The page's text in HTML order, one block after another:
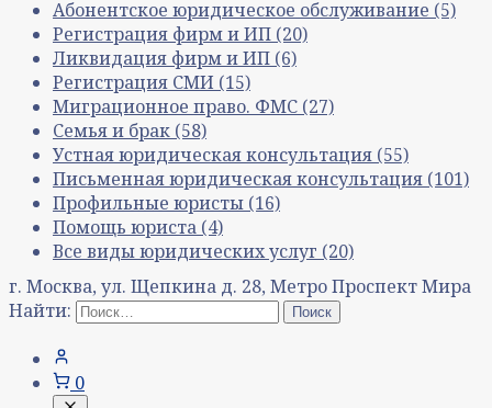
Абонентское юридическое обслуживание (5)
Регистрация фирм и ИП (20)
Ликвидация фирм и ИП (6)
Регистрация СМИ (15)
Миграционное право. ФМС (27)
Семья и брак (58)
Устная юридическая консультация (55)
Письменная юридическая консультация (101)
Профильные юристы (16)
Помощь юриста (4)
Все виды юридических услуг (20)
г. Москва, ул. Щепкина д. 28, Метро Проспект Мира
Найти:
0